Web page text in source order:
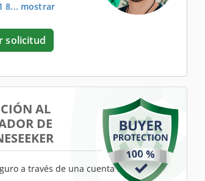
8... mostrar
solicitud
AL
DE
a través de una cuenta fiduciaria